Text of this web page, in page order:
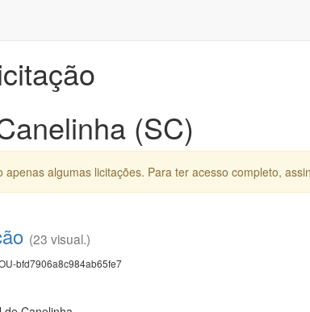
(SC)
apenas algumas licitações. Para ter acesso completo,
(23 visual.)
bfd7906a8c984ab65fe7